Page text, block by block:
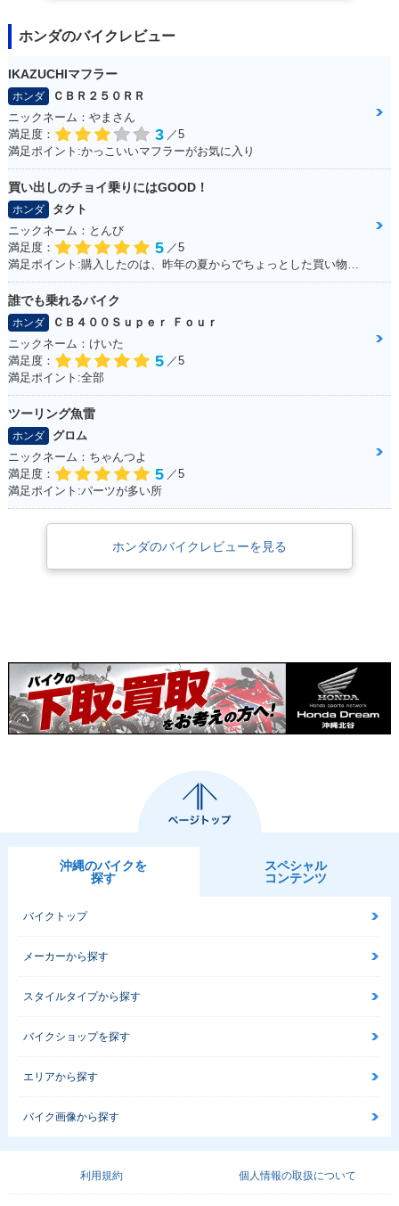
ホンダのバイクレビュー
IKAZUCHIマフラー
ホンダ
ＣＢＲ２５０ＲＲ
ニックネーム：やまさん
満足度：
3 ／5
満足ポイント:かっこいいマフラーがお気に入り
買い出しのチョイ乗りにはGOOD！
ホンダ
タクト
ニックネーム：とんび
満足度：
5 ／5
満足ポイント:購入したのは、昨年の夏からでちょっとした買い物で出かけるときにとても重宝しております。 手荷物も予想以上に運べるし、入り組んだ道が多い沖縄では小回りが利くのでお勧めです。
誰でも乗れるバイク
ホンダ
ＣＢ４００Ｓｕｐｅｒ Ｆｏｕｒ
ニックネーム：けいた
満足度：
5 ／5
満足ポイント:全部
ツーリング魚雷
ホンダ
グロム
ニックネーム：ちゃんつよ
満足度：
5 ／5
満足ポイント:パーツが多い所
ホンダのバイクレビューを見る
沖縄のバイクを
探す
スペシャル
コンテンツ
バイクトップ
メーカーから探す
スタイルタイプから探す
バイクショップを探す
エリアから探す
バイク画像から探す
利用規約 個人情報の取扱について